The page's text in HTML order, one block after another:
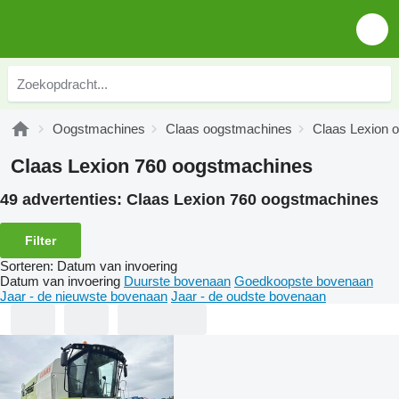
Oogstmachines Claas oogstmachines Claas Lexion
Claas Lexion 760 oogstmachines
49 advertenties: Claas Lexion 760 oogstmachines
Filter
Sorteren: Datum van invoering
Datum van invoering Duurste bovenaan Goedkoopste bovenaan
Jaar - de nieuwste bovenaan Jaar - de oudste bovenaan